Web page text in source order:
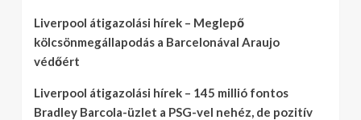
Liverpool átigazolási hírek – Meglepő
kölcsönmegállapodás a Barcelonával Araujo
védőért
Liverpool átigazolási hírek – 145 millió fontos
Bradley Barcola-üzlet a PSG-vel nehéz, de pozitív